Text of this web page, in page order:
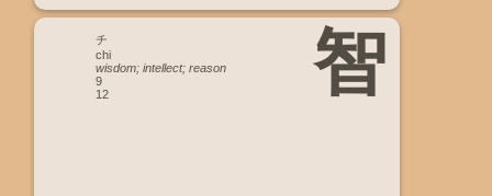
智
チ
chi
wisdom; intellect; reason
9
12